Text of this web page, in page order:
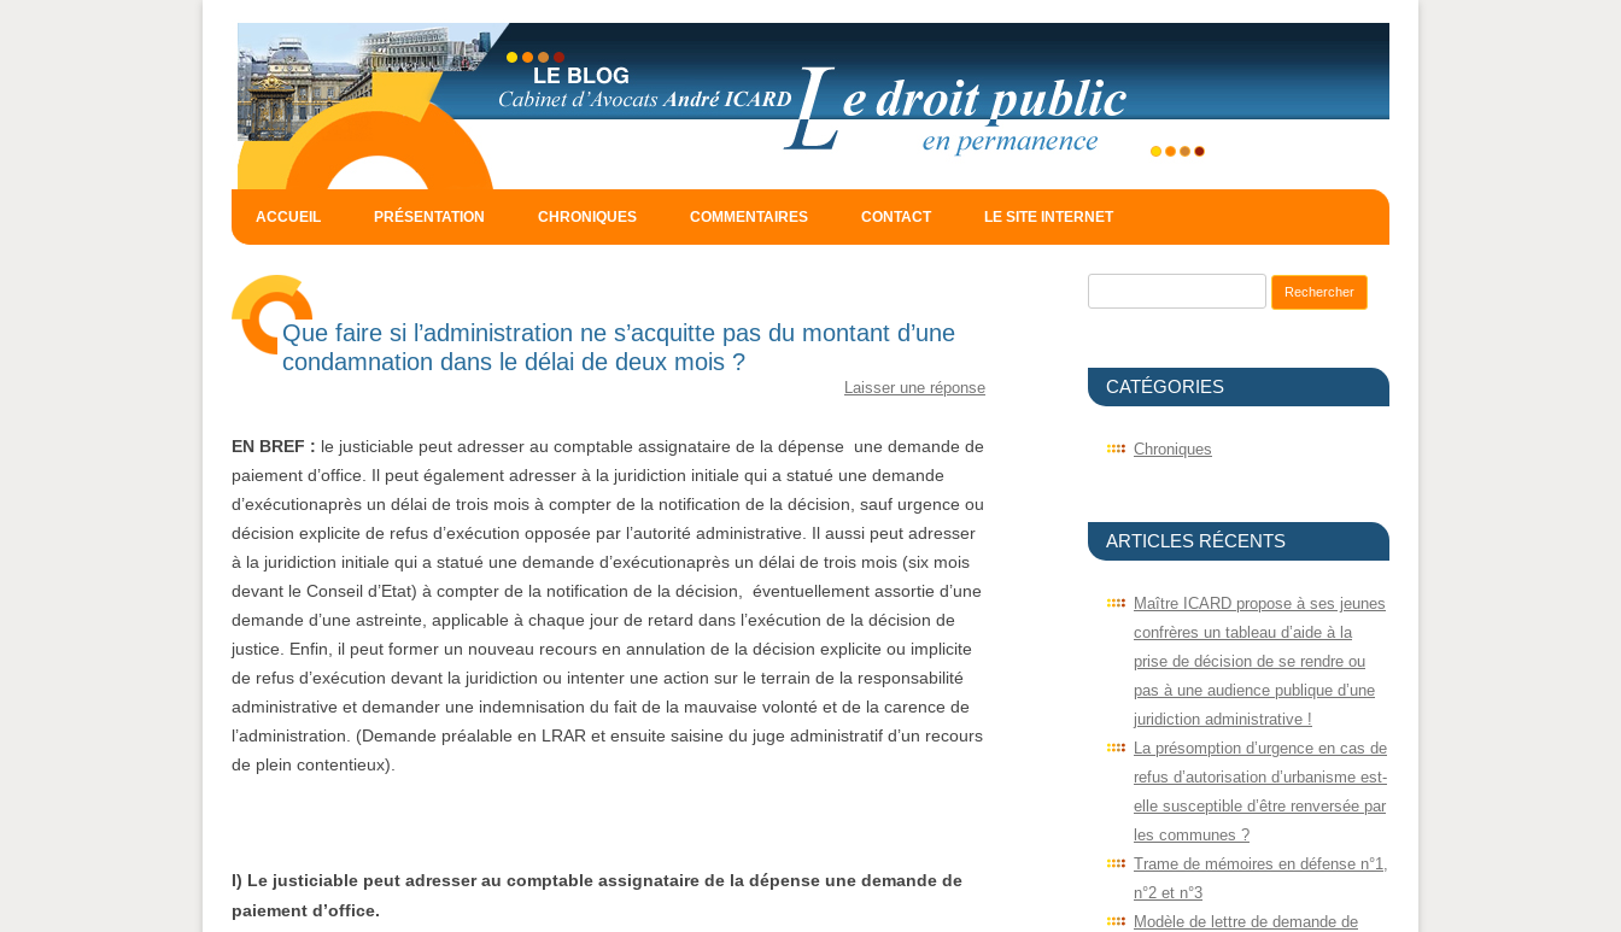
ACCUEIL PRÉSENTATION CHRONIQUES COMMENTAIRES CONTACT LE SITE INTERNET
Que faire si l’administration ne s’acquitte pas du montant d’une
condamnation dans le délai de deux mois ?
Laisser une réponse
EN BREF : le justiciable peut adresser au comptable assignataire de la dépense une demande de
paiement d’office. Il peut également adresser à la juridiction initiale qui a statué une demande
d’exécutionaprès un délai de trois mois à compter de la notification de la décision, sauf urgence ou
décision explicite de refus d’exécution opposée par l’autorité administrative. Il aussi peut adresser
à la juridiction initiale qui a statué une demande d’exécutionaprès un délai de trois mois (six mois
devant le Conseil d’Etat) à compter de la notification de la décision, éventuellement assortie d’une
demande d’une astreinte, applicable à chaque jour de retard dans l’exécution de la décision de
justice. Enfin, il peut former un nouveau recours en annulation de la décision explicite ou implicite
de refus d’exécution devant la juridiction ou intenter une action sur le terrain de la responsabilité
administrative et demander une indemnisation du fait de la mauvaise volonté et de la carence de
l’administration. (Demande préalable en LRAR et ensuite saisine du juge administratif d’un recours
de plein contentieux).
I) Le justiciable peut adresser au comptable assignataire de la dépense une demande de
paiement d’office.
CATÉGORIES
Chroniques
ARTICLES RÉCENTS
Maître ICARD propose à ses jeunes
confrères un tableau d’aide à la
prise de décision de se rendre ou
pas à une audience publique d’une
juridiction administrative !
La présomption d’urgence en cas de
refus d’autorisation d’urbanisme est-
elle susceptible d’être renversée par
les communes ?
Trame de mémoires en défense n°1,
n°2 et n°3
Modèle de lettre de demande de